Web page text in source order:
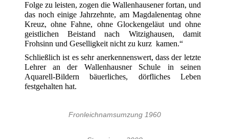
Folge zu leisten, zogen die Wallenhausener fortan, und
das noch einige Jahrzehnte, am Magdalenentag ohne
Kreuz, ohne Fahne, ohne Glockengeläut und ohne
geistlichen Beistand nach Witzighausen, damit
Frohsinn und Geselligkeit nicht zu kurz kamen.“
Schließlich ist es sehr anerkennenswert, dass der letzte
Lehrer an der Wallenhausner Schule in seinen
Aquarell-Bildern bäuerliches, dörfliches Leben
festgehalten hat.
Fronleichnamsumzung 1960